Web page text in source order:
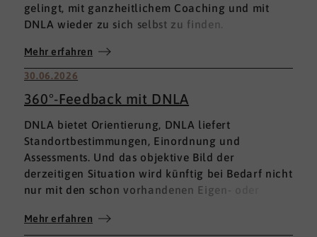
gelingt, mit ganzheitlichem Coaching und mit
DNLA wieder zu sich selbst zu finden.
Mehr erfahren
30.06.2026
360°-Feedback mit DNLA
DNLA bietet Orientierung, DNLA liefert
Standortbestimmungen, Einordnung und
Assessments. Und das objektive Bild der
derzeitigen Situation wird künftig bei Bedarf nicht
nur mit den schon vorhandenen Eigen- oder
umfassenden 360°-Feedback.
Mehr erfahren